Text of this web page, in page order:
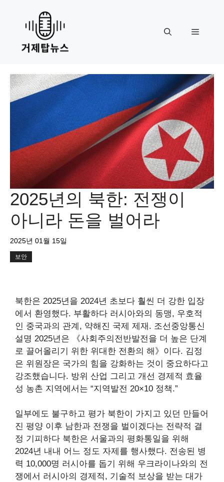
content
Menu
2025년의 북한: 전쟁이
아니라 돈을 벌어라
2025년 01월 15일
보안
북한은 2025년을 2024년 초보다 훨씬 더 강한 입장
에서 환영했다. 부활하다 러시아와의 동맹, 우호적
인 중국과의 관계, 약해진 국제 제재. 조선중앙통신
설명 2025년은 《사회주의전반발전을 더 높은 단계
로 끌어올리기 위한 위대한 전환의 해》이다. 김정
은 위원장은 국가의 힘을 강화하는 것이 중요하다고
강조했습니다. 방위 산업 그리고 개선 경제적 효율
성 농촌 지역에서는 “지역발전 20×10 정책.”
일부에도 불구하고 평가 북한이 가지고 있던 만들어
진 평양 이후 남한과 전쟁을 벌이겠다는 전략적 결
정 기피하다 북한은 서울과의 평화통일을 위해
2024년 내내 어느 정도 자제를 행사했다. 전송된 병
력 10,000명 러시아를 돕기 위해 우크라이나와의 전
쟁에서 러시아의 경제적, 기술적 보상을 받는 대가